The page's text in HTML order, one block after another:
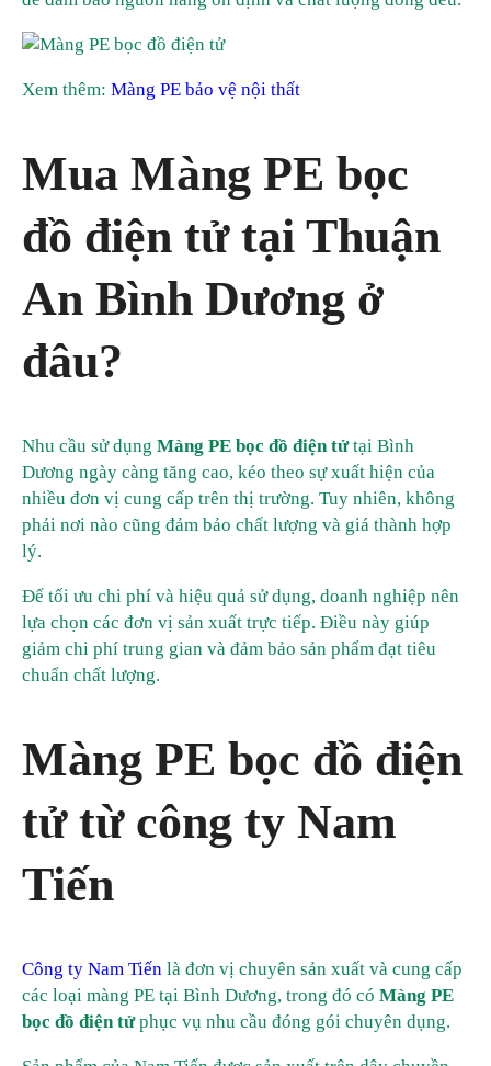
Xem thêm: Màng PE bảo vệ nội thất
Mua Màng PE bọc
đồ điện tử tại Thuận
An Bình Dương ở
đâu?
Nhu cầu sử dụng Màng PE bọc đồ điện tửtại Bình
Dương ngày càng tăng cao, kéo theo sự xuất hiện của
nhiều đơn vị cung cấp trên thị trường. Tuy nhiên, không
phải nơi nào cũng đảm bảo chất lượng và giá thành hợp
lý.
Để tối ưu chi phí và hiệu quả sử dụng, doanh nghiệp nên
lựa chọn các đơn vị sản xuất trực tiếp. Điều này giúp
giảm chi phí trung gian và đảm bảo sản phẩm đạt tiêu
chuẩn chất lượng.
Màng PE bọc đồ điện
tử từ công ty Nam
Tiến
Công ty Nam Tiến là đơn vị chuyên sản xuất và cung cấp
các loại màng PE tại Bình Dương, trong đó có Màng PE
bọc đồ điện tửphục vụ nhu cầu đóng gói chuyên dụng.